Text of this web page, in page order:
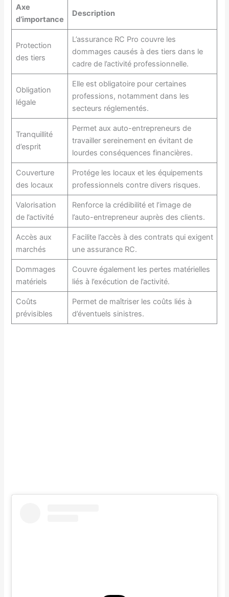
Axe
d’importance
Description
Protection
des tiers
L’assurance RC Pro couvre les
dommages causés à des tiers dans le
cadre de l’activité professionnelle.
Obligation
légale
Elle est obligatoire pour certaines
professions, notamment dans les
secteurs réglementés.
Tranquillité
d’esprit
Permet aux auto-entrepreneurs de
travailler sereinement en évitant de
lourdes conséquences financières.
Couverture
des locaux
Protége les locaux et les équipements
professionnels contre divers risques.
Valorisation
de l’activité
Renforce la crédibilité et l’image de
l’auto-entrepreneur auprès des clients.
Accès aux
marchés
Facilite l’accès à des contrats qui exigent
une assurance RC.
Dommages
matériels
Couvre également les pertes matérielles
liés à l’exécution de l’activité.
Coûts
prévisibles
Permet de maîtriser les coûts liés à
d’éventuels sinistres.